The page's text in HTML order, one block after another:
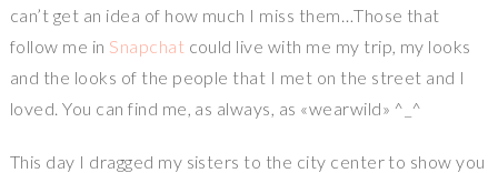
can’t get an idea of how much I miss them…Those that
follow me in Snapchat could live with me my trip, my looks
and the looks of the people that I met on the street and I
loved. You can find me, as always, as «wearwild» ^_^
This day I dragged my sisters to the city center to show you